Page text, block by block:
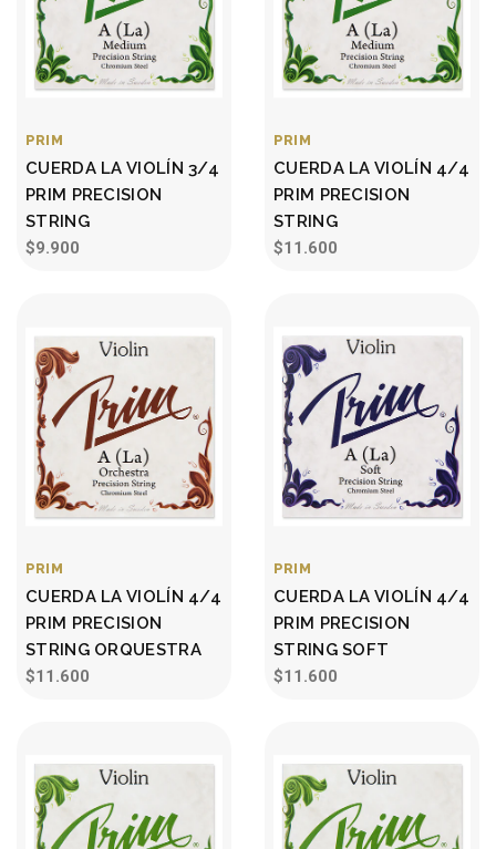
PRIM
CUERDA LA VIOLÍN 3/4
PRIM PRECISION
STRING
$9.900
PRIM
CUERDA LA VIOLÍN 4/4
PRIM PRECISION
STRING
$11.600
PRIM
CUERDA LA VIOLÍN 4/4
PRIM PRECISION
STRING ORQUESTRA
$11.600
PRIM
CUERDA LA VIOLÍN 4/4
PRIM PRECISION
STRING SOFT
$11.600